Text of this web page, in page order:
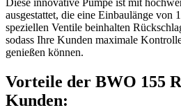
ausgestattet, die eine Einbaulänge von
speziellen Ventile beinhalten
sodass Ihre Kunden maximale
genießen können.
Vorteile der BWO 155
Kunden: